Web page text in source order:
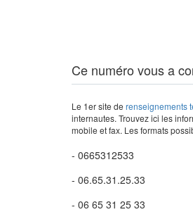
Ce numéro vous a
Le 1er site de renseignements
internautes. Trouvez ici les
mobile et fax. Les formats
- 0665312533
- 06.65.31.25.33
- 06 65 31 25 33